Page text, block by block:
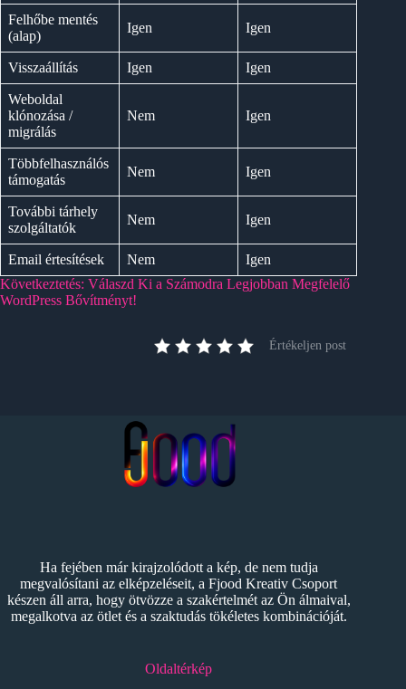
Felhőbe mentés
(alap)
Igen Igen
Visszaállítás Igen Igen
Weboldal
klónozása /
migrálás
Nem Igen
Többfelhasználós
támogatás
Nem Igen
További tárhely
szolgáltatók
Nem Igen
Email értesítések Nem
Igen
Következtetés: Válaszd Ki a Számodra Legjobban Megfelelő
WordPress Bővítményt!
Értékeljen post
Ha fejében már kirajzolódott a kép, de nem tudja
megvalósítani az elképzeléseit, a Fjood Kreativ Csoport
készen áll arra, hogy ötvözze a szakértelmét az Ön álmaival,
megalkotva az ötlet és a szaktudás tökéletes kombinációját.
Oldaltérkép